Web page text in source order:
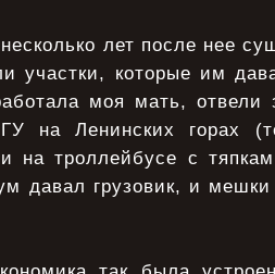
лет после нее
участки, которые им
моя мать,
на Ленинских горах
на троллейбусе с
давал грузовик, и